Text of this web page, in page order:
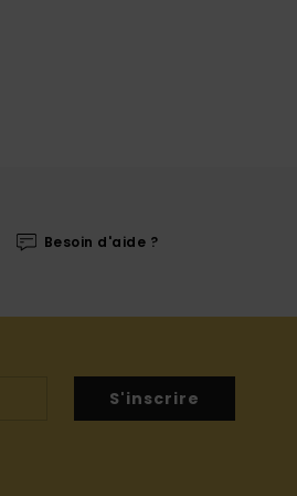
Besoin d'aide ?
S'inscrire